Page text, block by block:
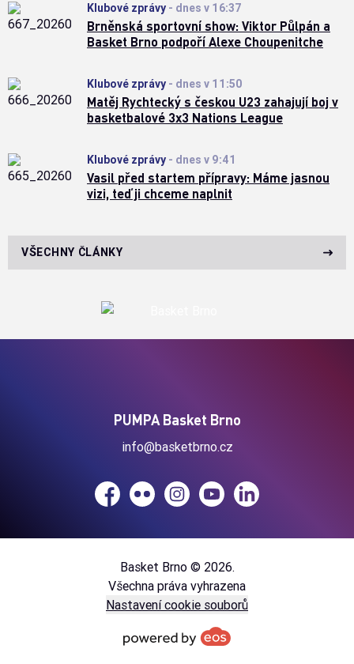
Klubové zprávy - dnes v 16:37
Brněnská sportovní show: Viktor Půlpán a
Basket Brno podpoří Alexe Choupenitche
Klubové zprávy - dnes v 11:50
Matěj Rychtecký s českou U23 zahajují boj v
basketbalové 3x3 Nations League
Klubové zprávy - dnes v 9:41
Vasil před startem přípravy: Máme jasnou
vizi, teď ji chceme naplnit
VŠECHNY ČLÁNKY
PUMPA Basket Brno
info@basketbrno.cz
Facebook
Flickr InstagramYouTubeLinkedIn
Basket Brno © 2026.
Všechna práva vyhrazena
Nastavení cookie souborů